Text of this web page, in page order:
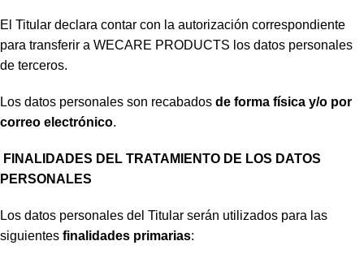
El Titular declara contar con la autorización correspondiente
para transferir a WECARE PRODUCTS los datos personales
de terceros.
Los datos personales son recabados de forma física y/o por
correo electrónico.
FINALIDADES DEL TRATAMIENTO DE LOS DATOS
PERSONALES
Los datos personales del Titular serán utilizados para las
siguientes finalidades primarias: